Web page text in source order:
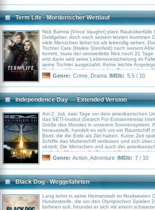
helfen. Und so kommt es, dass es diesmal nicht
sondern um einen großen Einbruch – in das
– geht. Fortsetzung zum Knetanimationsfilm
aus dem Jahr 2000
Term Life - Mörderischer Wettlauf
Nick Barrow (Vince Vaughn) plant
Geldgeber, doch nach seinem letzten krummen
viele Menschen lieber tot als lebendig sehen.
Tochter Cate (Hailee Steinfeld) nach seinem
kommt, muss der verzweifelte Nick noch 21
erst dann wird seine Lebensversicherung im
seine Tochter ausgezahlt. Keine leichte
Kopf es mittlerweile so mancher Gangsterboss,
abgesehen hat. Zusammen mit seiner ständig
vorzubereiten, indem er ihr unter anderem den
Handfeuerwaffen beibringt...
Genre: Crime Drama IMDb: 5.5 / 10
Independence Day --- Extended Version
Am 2. Juli, zwei Tage vor dem amerikanischen
das SETI-Institut (Search For Extraterrestrial
Größe des Mondes in unserem Sonnensystem.
herausstellt, handelt es sich um ein Raumschiff
Bord, die die Erde als Ziel haben. Kurze Zeit
Schiffe das Mutterschiff verlassen und sich über
verteilt. Die Menschen und auch der
noch der Meinung, die Raumschiffe kämen in
Genre: Action Adventure IMDb: 7 / 10
Black Dog - Weggefährten
Lang kehrt in seine Heimatstadt im Nordwesten
Hundestreife, die vor den Olympischen Spielen
befreien soll, freundet er sich mit einem